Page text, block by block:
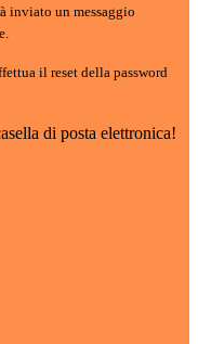
inviato un messaggio
il reset della password
di posta elettronica!